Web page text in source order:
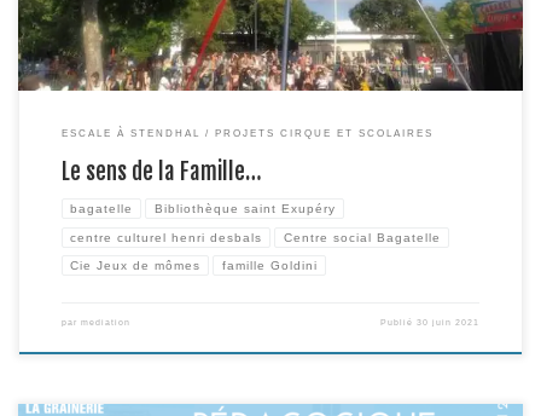
ESCALE À STENDHAL PROJETS CIRQUE ET SCOLAIRES
Le sens de la Famille…
bagatelle Bibliothèque saint Exupéry
centre culturel henri desbals Centre social Bagatelle
Cie Jeux de mômes famille Goldini
par mediation Publié30 juin 2021